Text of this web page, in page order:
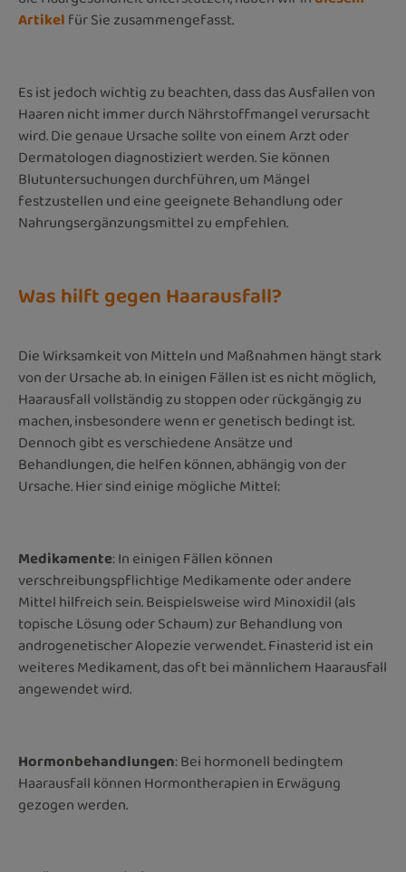
Artikelfür Sie zusammengefasst.
Es ist jedoch wichtig zu beachten, dass das Ausfallen von
Haaren nicht immer durch Nährstoffmangel verursacht
wird. Die genaue Ursache sollte von einem Arzt oder
Dermatologen diagnostiziert werden. Sie können
Blutuntersuchungen durchführen, um Mängel
festzustellen und eine geeignete Behandlung oder
Nahrungsergänzungsmittel zu empfehlen.
Was hilft gegen Haarausfall?
Die Wirksamkeit von Mitteln und Maßnahmen hängt stark
von der Ursache ab. In einigen Fällen ist es nicht möglich,
Haarausfall vollständig zu stoppen oder rückgängig zu
machen, insbesondere wenn er genetisch bedingt ist.
Dennoch gibt es verschiedene Ansätze und
Behandlungen, die helfen können, abhängig von der
Ursache. Hier sind einige mögliche Mittel:
Medikamente: In einigen Fällen können
verschreibungspflichtige Medikamente oder andere
Mittel hilfreich sein. Beispielsweise wird Minoxidil (als
topische Lösung oder Schaum) zur Behandlung von
androgenetischer Alopezie verwendet. Finasterid ist ein
weiteres Medikament, das oft bei männlichem Haarausfall
angewendet wird.
Hormonbehandlungen: Bei hormonell bedingtem
Haarausfall können Hormontherapien in Erwägung
gezogen werden.